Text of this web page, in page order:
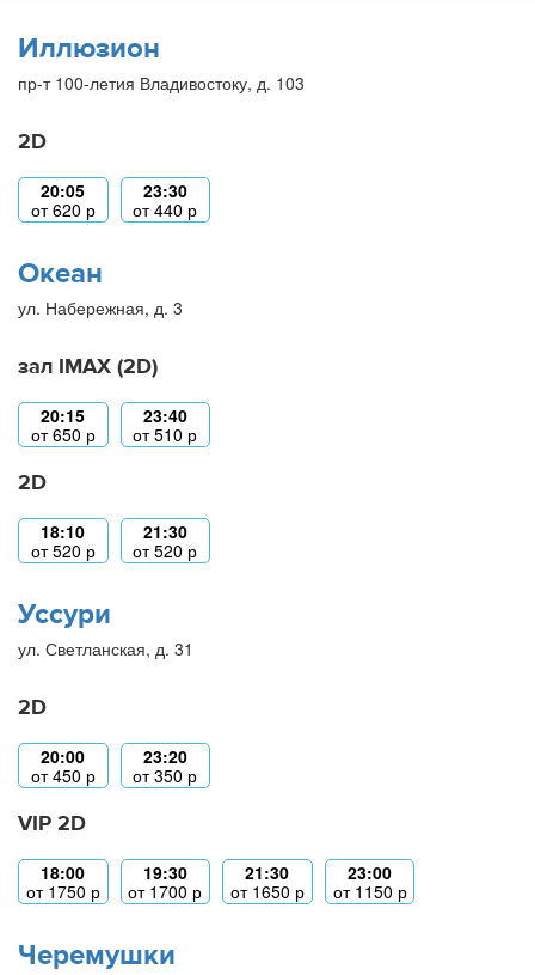
Иллюзион
пр-т 100-летия Владивостоку, д. 103
2D
20:05
от620 р
23:30
от440 р
Океан
ул. Набережная, д. 3
зал IMAX (2D)
20:15
от650 р
23:40
от510 р
2D
18:10
от520 р
21:30
от520 р
Уссури
ул. Светланская, д. 31
2D
20:00
от450 р
23:20
от350 р
VIP 2D
18:00
от 1750 р
19:30
от 1700 р
21:30
от 1650 р
23:00
от 1150 р
Черемушки